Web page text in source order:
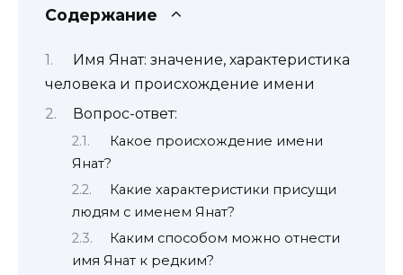
Содержание
Имя Янат: значение, характеристика
человека и происхождение имени
Вопрос-ответ:
Какое происхождение имени
Янат?
Какие характеристики присущи
людям с именем Янат?
Каким способом можно отнести
имя Янат к редким?